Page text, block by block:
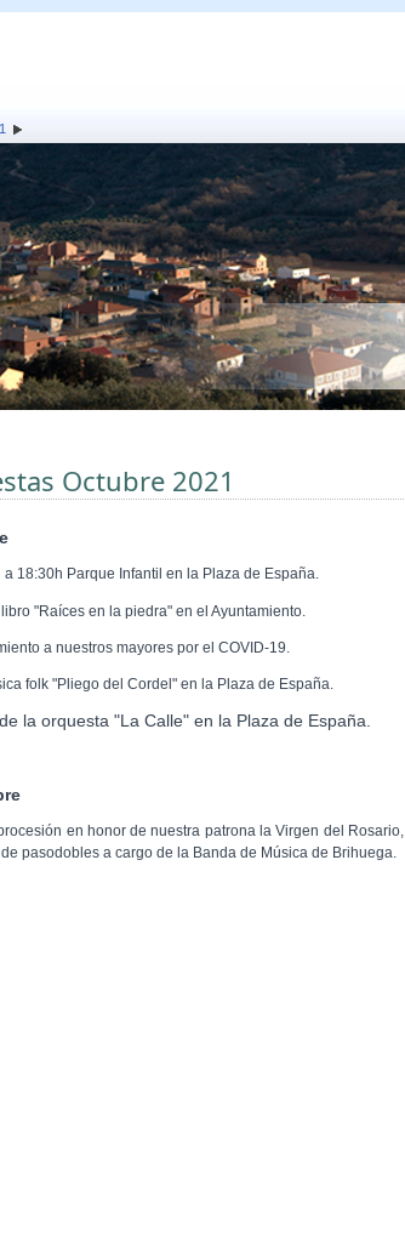
Octubre 2021
a 18:30h Parque Infantil en la Plaza de España.
"Raíces en la piedra" en el Ayuntamiento.
a nuestros mayores por el COVID-19.
folk "Pliego del Cordel" en la Plaza de España.
la orquesta "La Calle" en la Plaza de España.
en honor de nuestra patrona la Virgen del Rosario,
pasodobles a cargo de la Banda de Música de Brihuega.